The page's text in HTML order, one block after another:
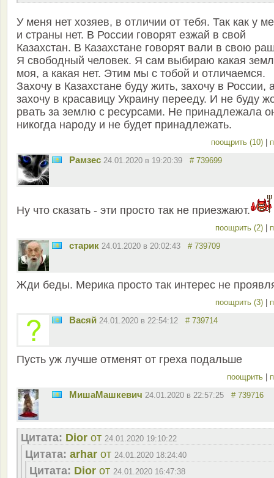
У меня нет хозяев, в отличии от тебя. Так как у
и страны нет. В России говорят езжай в свой
Казахстан. В Казахстане говорят вали в свою
Я свободный человек. Я сам выбираю какая
моя, а какая нет. Этим мы с тобой и отличаемся.
Захочу в Казахстане буду жить, захочу в России,
захочу в красавицу Украину перееду. И не буду
рвать за землю с ресурсами. Не принадлежала
никогда народу и не будет принадлежать.
поощрить (10)
Рамзес 24.01.2020 в 19:20:39 # 739699
Ну что сказать - эти просто так не приезжают.
поощрить (2)
старик 24.01.2020 в 20:02:43 # 739709
Жди беды. Мерика просто так интерес не
поощрить (3)
Васяй 24.01.2020 в 22:54:12 # 739714
Пусть уж лучше отменят от греха подальше
поощрить
MишаМашкевич 24.01.2020 в 22:57:25 # 739716
Цитата: Dior от 24.01.2020 19:10:22
Цитата: arhar от 24.01.2020 18:24:40
Цитата: Dior от 24.01.2020 16:47:38